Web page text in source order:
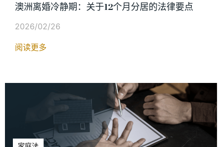
澳洲离婚冷静期：关于12个月分居的法律要点
2026/02/26
阅读更多